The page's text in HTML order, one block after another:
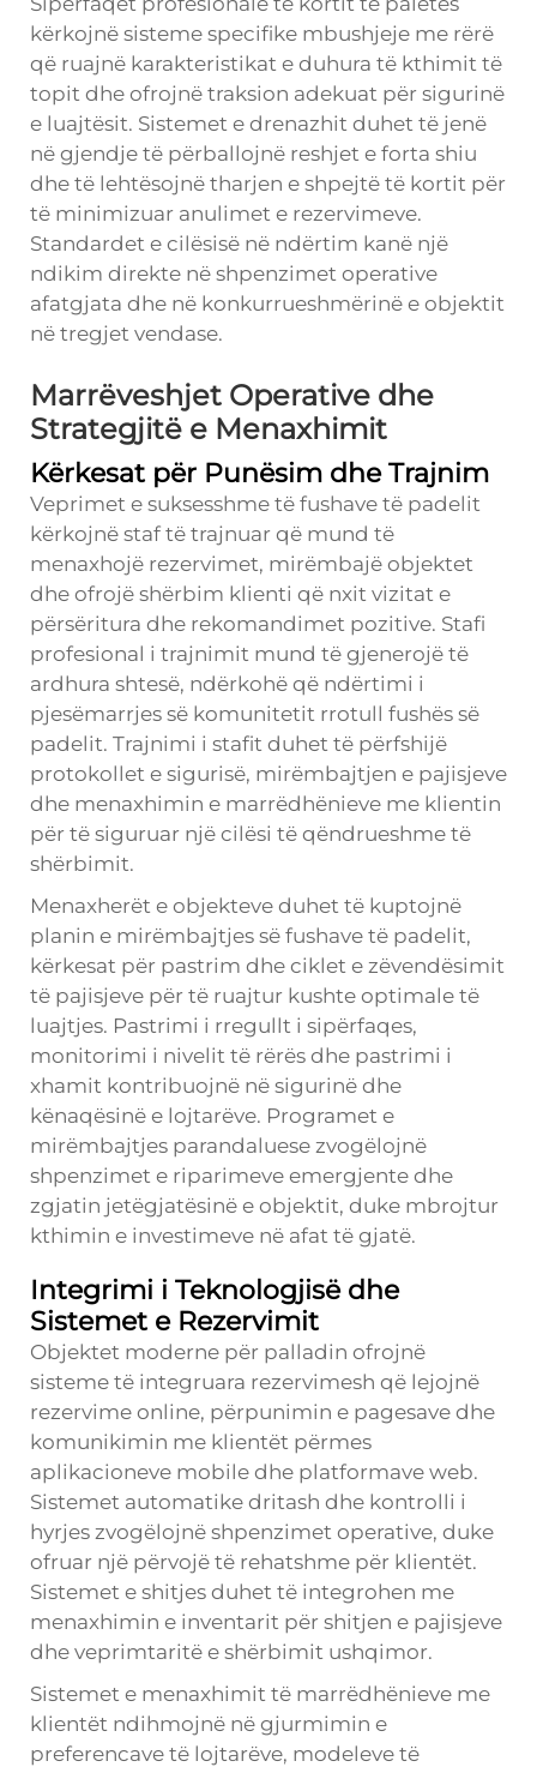
kërkojnë sisteme specifike mbushjeje me rërë
që ruajnë karakteristikat e duhura të kthimit të
topit dhe ofrojnë traksion adekuat për sigurinë
e luajtësit. Sistemet e drenazhit duhet të jenë
në gjendje të përballojnë reshjet e forta shiu
dhe të lehtësojnë tharjen e shpejtë të kortit për
të minimizuar anulimet e rezervimeve.
Standardet e cilësisë në ndërtim kanë një
ndikim direkte në shpenzimet operative
afatgjata dhe në konkurrueshmërinë e objektit
në tregjet vendase.
Marrëveshjet Operative dhe
Strategjitë e Menaxhimit
Kërkesat për Punësim dhe Trajnim
Veprimet e suksesshme të fushave të padelit
kërkojnë staf të trajnuar që mund të
menaxhojë rezervimet, mirëmbajë objektet
dhe ofrojë shërbim klienti që nxit vizitat e
përsëritura dhe rekomandimet pozitive. Stafi
profesional i trajnimit mund të gjenerojë të
ardhura shtesë, ndërkohë që ndërtimi i
pjesëmarrjes së komunitetit rrotull fushës së
padelit. Trajnimi i stafit duhet të përfshijë
protokollet e sigurisë, mirëmbajtjen e pajisjeve
dhe menaxhimin e marrëdhënieve me klientin
për të siguruar një cilësi të qëndrueshme të
shërbimit.
Menaxherët e objekteve duhet të kuptojnë
planin e mirëmbajtjes së fushave të padelit,
kërkesat për pastrim dhe ciklet e zëvendësimit
të pajisjeve për të ruajtur kushte optimale të
luajtjes. Pastrimi i rregullt i sipërfaqes,
monitorimi i nivelit të rërës dhe pastrimi i
xhamit kontribuojnë në sigurinë dhe
kënaqësinë e lojtarëve. Programet e
mirëmbajtjes parandaluese zvogëlojnë
shpenzimet e riparimeve emergjente dhe
zgjatin jetëgjatësinë e objektit, duke mbrojtur
kthimin e investimeve në afat të gjatë.
Integrimi i Teknologjisë dhe
Sistemet e Rezervimit
Objektet moderne për palladin ofrojnë
sisteme të integruara rezervimesh që lejojnë
rezervime online, përpunimin e pagesave dhe
komunikimin me klientët përmes
aplikacioneve mobile dhe platformave web.
Sistemet automatike dritash dhe kontrolli i
hyrjes zvogëlojnë shpenzimet operative, duke
ofruar një përvojë të rehatshme për klientët.
Sistemet e shitjes duhet të integrohen me
menaxhimin e inventarit për shitjen e pajisjeve
dhe veprimtaritë e shërbimit ushqimor.
Sistemet e menaxhimit të marrëdhënieve me
klientët ndihmojnë në gjurmimin e
preferencave të lojtarëve, modeleve të